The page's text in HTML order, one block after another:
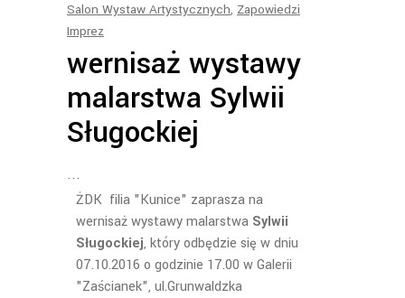
Salon Wystaw Artystycznych, Zapowiedzi
Imprez
wernisaż wystawy
malarstwa Sylwii
Sługockiej
ŻDK filia "Kunice" zaprasza na
wernisaż wystawy malarstwa Sylwii
Sługockiej, który odbędzie się w dniu
07.10.2016 o godzinie 17.00 w Galerii
"Zaścianek", ul.Grunwaldzka